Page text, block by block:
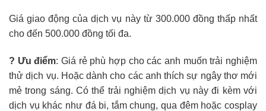
Giá giao động của dịch vụ này từ 300.000 đồng thấp nhất
cho đến 500.000 đồng tối đa.
? Ưu điểm: Giá rẻ phù hợp cho các anh muốn trải nghiệm
thử dịch vụ. Hoặc dành cho các anh thích sự ngây thơ mới
mẻ trong sáng. Có thể trải nghiệm dịch vụ này đi kèm với
dịch vụ khác như đá bi, tắm chung, qua đêm hoặc cosplay